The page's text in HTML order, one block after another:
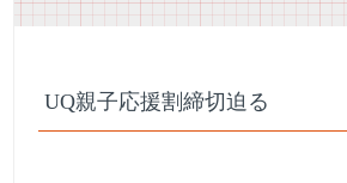
UQ親子応援割締切迫る